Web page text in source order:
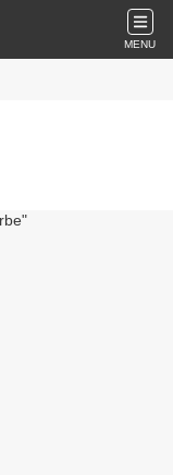
MENU